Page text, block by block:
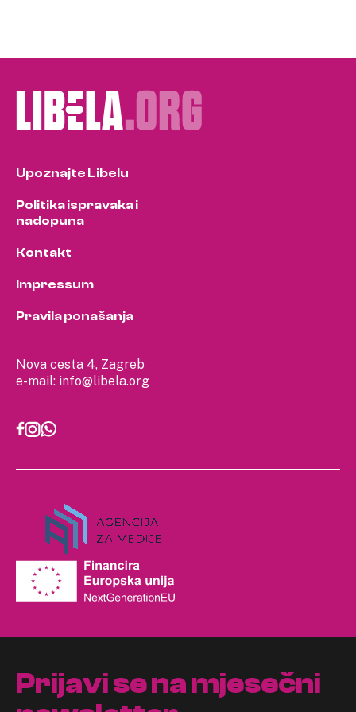
Nova cesta 4, Zagreb
e-mail: info@libela.org
Upoznajte Libelu
Politika ispravaka i
nadopuna
Kontakt
Impressum
Pravila ponašanja
Prijavi se na mjesečni